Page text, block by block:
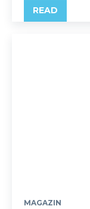
READ
MAGAZIN